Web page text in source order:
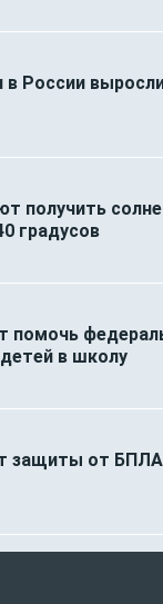
России
получить
градусов
помочь
в школу
защиты от